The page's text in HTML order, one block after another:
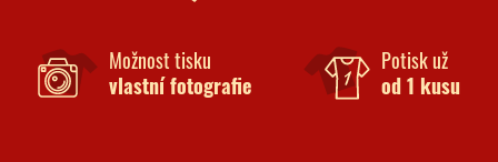
Možnost tisku
vlastní fotografie
Potisk už
od 1 kusu